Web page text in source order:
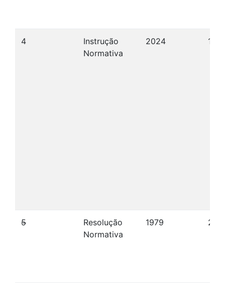
4
Instrução
Normativa
2024 12/
5
Resolução
Normativa
1979 28/